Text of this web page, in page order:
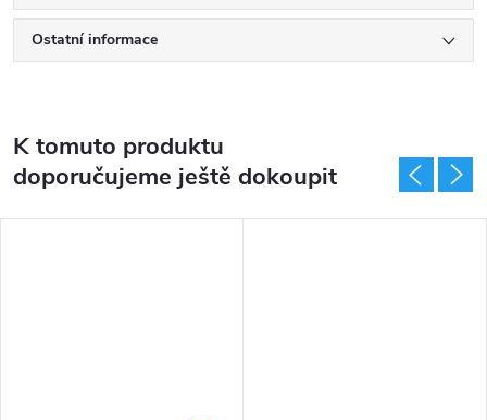
Ostatní informace
K tomuto produktu
doporučujeme ještě dokoupit